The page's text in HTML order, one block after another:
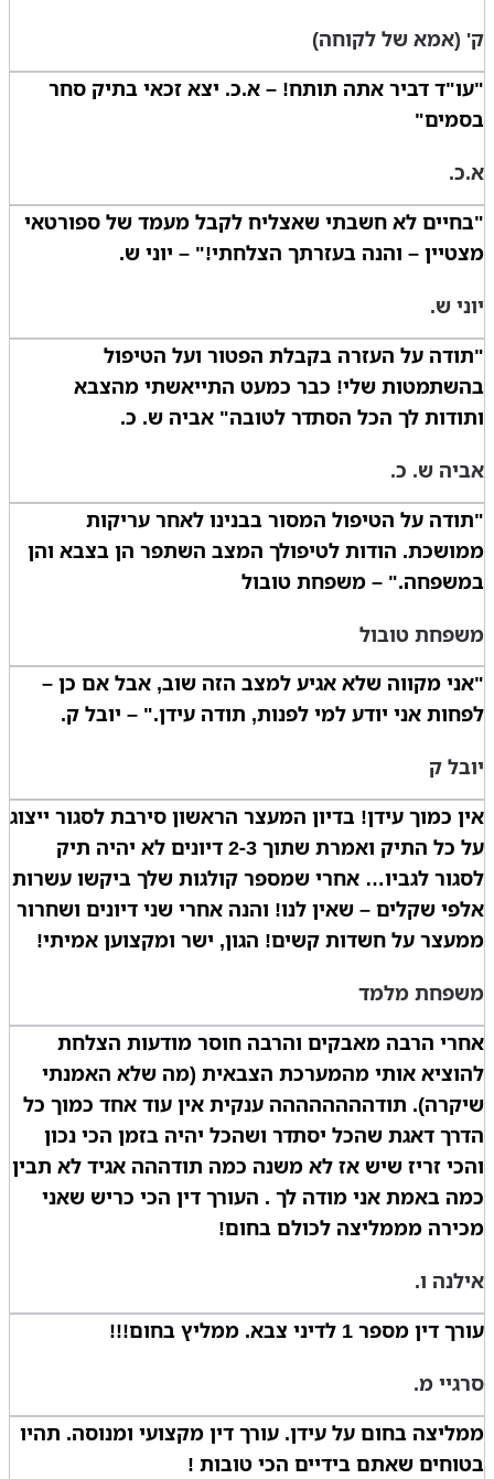
ק' (אמא של לקוחה)
"עו"ד דביר אתה תותח! – א.כ. יצא זכאי בתיק סחר
בסמים"
א.כ.
"בחיים לא חשבתי שאצליח לקבל מעמד של ספורטאי
מצטיין – והנה בעזרתך הצלחתי!" – יוני ש.
יוני ש.
"תודה על העזרה בקבלת הפטור ועל הטיפול
בהשתמטות שלי! כבר כמעט התייאשתי מהצבא
ותודות לך הכל הסתדר לטובה" אביה ש. כ.
אביה ש. כ.
"תודה על הטיפול המסור בבנינו לאחר עריקות
ממושכת. הודות לטיפולך המצב השתפר הן בצבא והן
במשפחה." – משפחת טובול
משפחת טובול
"אני מקווה שלא אגיע למצב הזה שוב, אבל אם כן –
לפחות אני יודע למי לפנות, תודה עידן." – יובל ק.
יובל ק
אין כמוך עידן! בדיון המעצר הראשון סירבת לסגור ייצוג
על כל התיק ואמרת שתוך 2-3 דיונים לא יהיה תיק
לסגור לגביו… אחרי שמספר קולגות שלך ביקשו עשרות
אלפי שקלים – שאין לנו! והנה אחרי שני דיונים ושחרור
ממעצר על חשדות קשים! הגון, ישר ומקצוען אמיתי!
משפחת מלמד
אחרי הרבה מאבקים והרבה חוסר מודעות הצלחת
להוציא אותי מהמערכת הצבאית (מה שלא האמנתי
שיקרה). תודהההההההה ענקית אין עוד אחד כמוך כל
הדרך דאגת שהכל יסתדר ושהכל יהיה בזמן הכי נכון
והכי זריז שיש אז לא משנה כמה תודההה אגיד לא תבין
כמה באמת אני מודה לך . העורך דין הכי כריש שאני
מכירה מממליצה לכולם בחום!
אילנה ו.
עורך דין מספר 1 לדיני צבא. ממליץ בחום!!!
סרגיי מ.
ממליצה בחום על עידן. עורך דין מקצועי ומנוסה. תהיו
בטוחים שאתם בידיים הכי טובות !